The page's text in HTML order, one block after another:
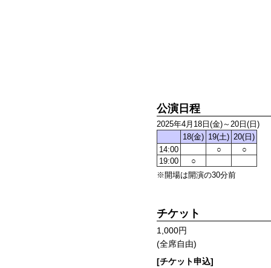
公演日程
2025年4月18日(金)～20日(日)
18(金) 19(土) 20(日)
14:00
○
○
19:00
○
※開場は開演の30分前
チケット
1,000円
(全席自由)
[チケット申込]